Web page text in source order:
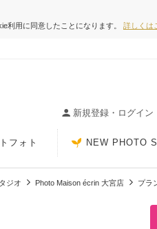
利用に同意したことになります。 詳しくは
新規登録・ログイン
フォト NEW PHOTO
ジオ Photo Maison écrin 大宮店 プラ